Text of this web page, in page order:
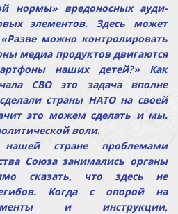
нормы» вредоносных ауди-
элементов. Здесь может
можно контролировать
медиа продуктов двигаются
наших детей?» Как
СВО это задача вполне
страны НАТО на своей
это можем сделать и мы.
воли.
стране проблемами
Союза занимались органы
сказать, что здесь не
Когда с опорой на
и инструкции,